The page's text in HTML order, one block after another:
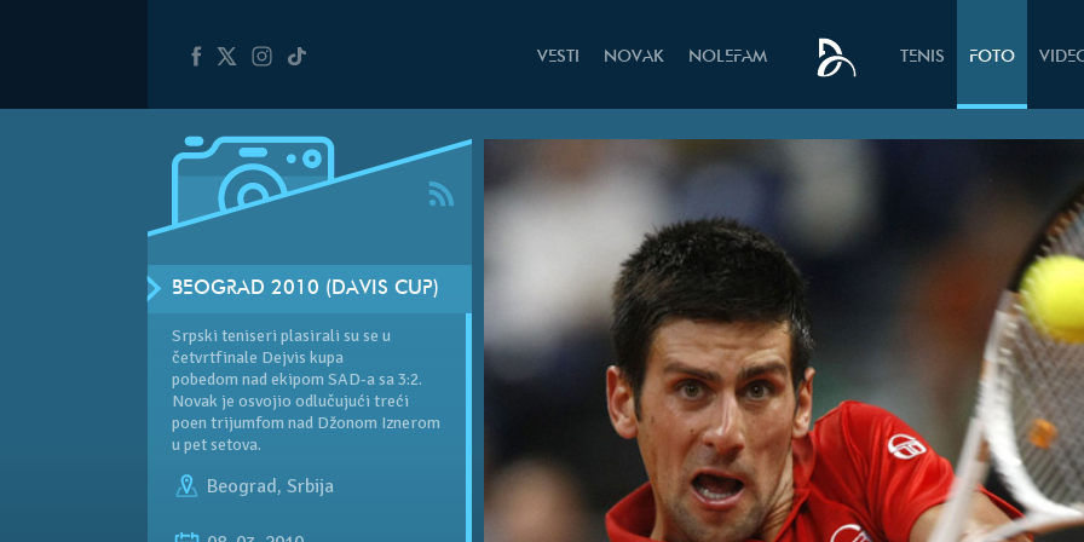
VESTI NOVAK NOLEFAM TENIS FOTO
BEOGRAD 2010 (DAVIS CUP)
Srpski teniseri plasirali su se u
četvrtfinale Dejvis kupa
pobedom nad ekipom SAD-a sa 3:2.
Novak je osvojio odlučujući treći
poen trijumfom nad Džonom Iznerom
u pet setova.
Beograd, Srbija